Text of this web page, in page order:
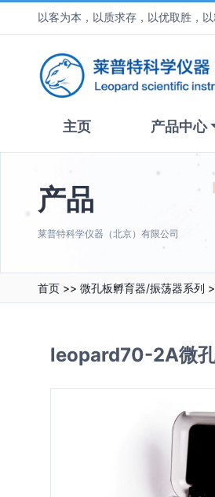
以客为本，以质求存，以优取胜，
主页 产品中心
产品
莱普特科学仪器（北京）有限公司
首页 >> 微孔板孵育器/振荡器系列
leopard70-2A微